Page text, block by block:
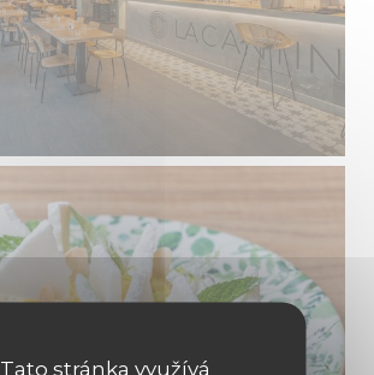
Tato stránka využívá